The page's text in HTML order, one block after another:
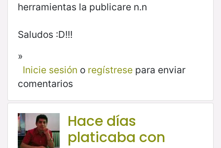
herramientas la publicare n.n
Saludos :D!!!
»
Inicie sesión o regístresepara enviar
comentarios
Hace días
platicaba con